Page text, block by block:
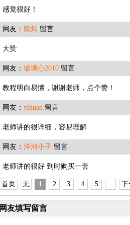
感觉很好！
网友： 陈炜 留言
大赞
网友： 玻璃心2010 留言
教程明白易懂，谢谢老师，点个赞！
网友： yihuan 留言
老师讲的很详细，容易理解
网友： 洋河小子 留言
老师讲的很好 到时购买一套
首页 无 1 2 3 4 5 ... 下
网友填写留言